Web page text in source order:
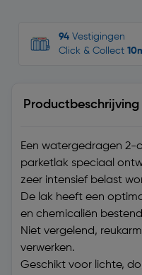
94 Vestigingen
Click & Collect
Productbeschrijving
Een watergedragen
parketlak speciaal
zeer intensief belast
De lak heeft een
en chemicaliën
Niet vergelend,
verwerken.
Geschikt voor lichte,